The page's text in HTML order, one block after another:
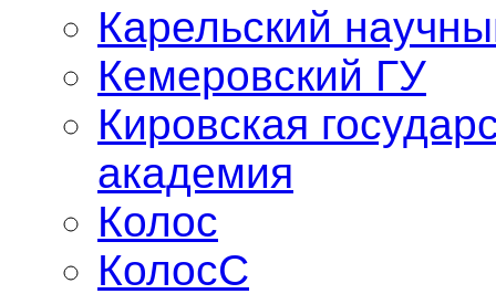
Карельский
Кемеровский ГУ
Кировская
академия
Колос
КолосС